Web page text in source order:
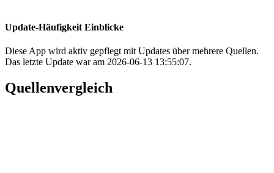
Update-Häufigkeit Einblicke
Diese App wird aktiv gepflegt mit Updates über mehrere Quellen.
Das letzte Update war am 2026-06-13 13:55:07.
Quellenvergleich